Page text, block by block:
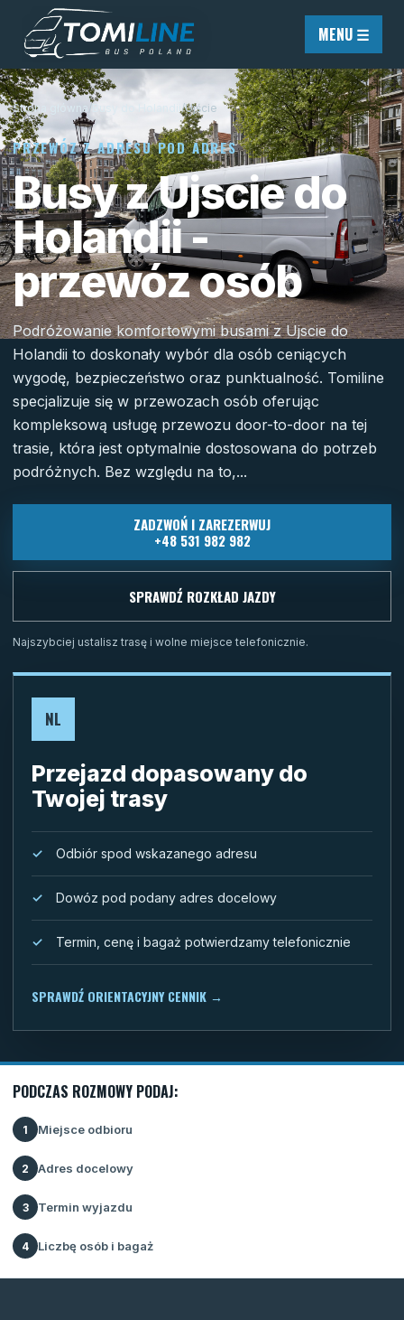
Przejdź do treści
MENU ☰
Strona główna / Busy do Holandii/Ujście
PRZEWÓZ Z ADRESU POD ADRES
Busy z Ujscie do
Holandii -
przewóz osób
Podróżowanie komfortowymi busami z Ujscie do
Holandii to doskonały wybór dla osób ceniących
wygodę, bezpieczeństwo oraz punktualność. Tomiline
specjalizuje się w przewozach osób oferując
kompleksową usługę przewozu door-to-door na tej
trasie, która jest optymalnie dostosowana do potrzeb
podróżnych. Bez względu na to,...
ZADZWOŃ I ZAREZERWUJ
+48 531 982 982
SPRAWDŹ ROZKŁAD JAZDY
Najszybciej ustalisz trasę i wolne miejsce telefonicznie.
NL
Przejazd dopasowany do
Twojej trasy
Odbiór spod wskazanego adresu
Dowóz pod podany adres docelowy
Termin, cenę i bagaż potwierdzamy telefonicznie
SPRAWDŹ ORIENTACYJNY CENNIK →
PODCZAS ROZMOWY PODAJ:
1 Miejsce odbioru
2 Adres docelowy
3 Termin wyjazdu
4 Liczbę osób i bagaż